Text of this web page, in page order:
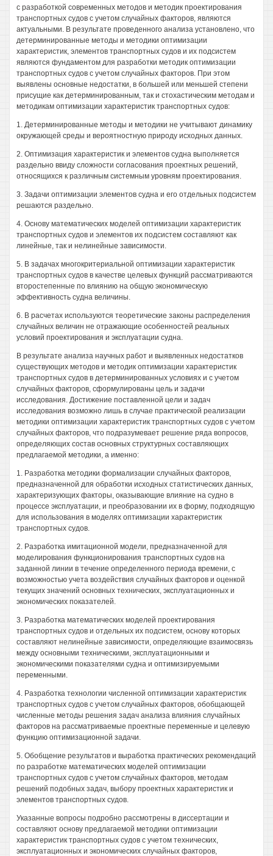
с разработкой современных методов и методик проектирования
транспортных судов с учетом случайных факторов, являются
актуальными. В результате проведенного анализа установлено, что
детерминированные методы и методики оптимизации
характеристик, элементов транспортных судов и их подсистем
являются фундаментом для разработки методик оптимизации
транспортных судов с учетом случайных факторов. При этом
выявлены основные недостатки, в большей или меньшей степени
присущие как детерминированным, так и стохастическим методам и
методикам оптимизации характеристик транспортных судов:
1. Детерминированные методы и методики не учитывают динамику
окружающей среды и вероятностную природу исходных данных.
2. Оптимизация характеристик и элементов судна выполняется
раздельно ввиду сложности согласования проектных решений,
относящихся к различным системным уровням проектирования.
3. Задачи оптимизации элементов судна и его отдельных подсистем
решаются раздельно.
4. Основу математических моделей оптимизации характеристик
транспортных судов и элементов их подсистем составляют как
линейные, так и нелинейные зависимости.
5. В задачах многокритериальной оптимизации характеристик
транспортных судов в качестве целевых функций рассматриваются
второстепенные по влиянию на общую экономическую
эффективность судна величины.
6. В расчетах используются теоретические законы распределения
случайных величин не отражающие особенностей реальных
условий проектирования и эксплуатации судна.
В результате анализа научных работ и выявленных недостатков
существующих методов и методик оптимизации характеристик
транспортных судов в детерминированных условиях и с учетом
случайных факторов, сформулированы цель и задачи
исследования. Достижение поставленной цели и задач
исследования возможно лишь в случае практической реализации
методики оптимизации характеристик транспортных судов с учетом
случайных факторов, что подразумевает решение ряда вопросов,
определяющих состав основных структурных составляющих
предлагаемой методики, а именно:
1. Разработка методики формализации случайных факторов,
предназначенной для обработки исходных статистических данных,
характеризующих факторы, оказывающие влияние на судно в
процессе эксплуатации, и преобразовании их в форму, подходящую
для использования в моделях оптимизации характеристик
транспортных судов.
2. Разработка имитационной модели, предназначенной для
моделирования функционирования транспортных судов на
заданной линии в течение определенного периода времени, с
возможностью учета воздействия случайных факторов и оценкой
текущих значений основных технических, эксплуатационных и
экономических показателей.
3. Разработка математических моделей проектирования
транспортных судов и отдельных их подсистем, основу которых
составляют нелинейные зависимости, определяющие взаимосвязь
между основными техническими, эксплуатационными и
экономическими показателями судна и оптимизируемыми
переменными.
4. Разработка технологии численной оптимизации характеристик
транспортных судов с учетом случайных факторов, обобщающей
численные методы решения задач анализа влияния случайных
факторов на рассматриваемые проектные переменные и целевую
функцию оптимизационной задачи.
5. Обобщение результатов и выработка практических рекомендаций
по разработке математических моделей оптимизации
транспортных судов с учетом случайных факторов, методам
решений подобных задач, выбору проектных характеристик и
элементов транспортных судов.
Указанные вопросы подробно рассмотрены в диссертации и
составляют основу предлагаемой методики оптимизации
характеристик транспортных судов с учетом технических,
эксплуатационных и экономических случайных факторов,